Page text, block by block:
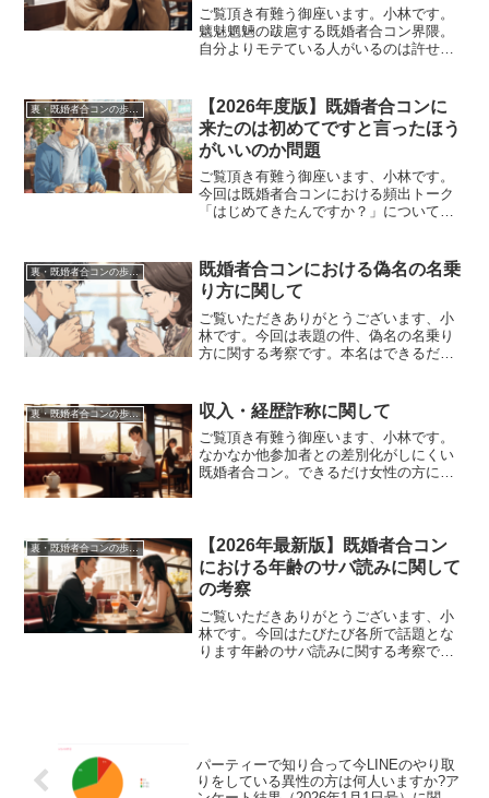
ご覧頂き有難う御座います。小林です。
魑魅魍魎の跋扈する既婚者合コン界隈。
自分よりモテている人がいるのは許せま
ね。どうやって他人の足を引っ張り相対
的に自分を上げていくのか...
裏・既婚者合コンの歩き方
【2026年度版】既婚者合コンに
来たのは初めてですと言ったほう
がいいのか問題
ご覧頂き有難う御座います、小林です。
今回は既婚者合コンにおける頻出トーク
「はじめてきたんですか？」についての
ね。既婚者の出会いの場において、鉄板
の質問となっております「...
裏・既婚者合コンの歩き方
既婚者合コンにおける偽名の名乗
り方に関して
ご覧いただきありがとうございます、小
林です。今回は表題の件、偽名の名乗り
方に関する考察です。本名はできるだけ
名名乗っていきたいですよね。基本的に
は合コン参加中にはフルネ...
裏・既婚者合コンの歩き方 収入・経歴詐称に関して
ご覧頂き有難う御座います、小林です。
なかなか他参加者との差別化がしにくい
既婚者合コン。できるだけ女性の方にチ
言いたいし、この間...
裏・既婚者合コンの歩き方
【2026年最新版】既婚者合コン
における年齢のサバ読みに関して
の考察
ご覧いただきありがとうございます、小
林です。今回はたびたび各所で話題とな
ります年齢のサバ読みに関する考察で
パーティーで知り合って今LINEのやり取
りをしている異性の方は何人いますか?ア